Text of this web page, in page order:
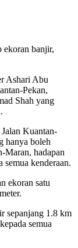
banjir,
Ashari Abu
Pekan,
Shah yang
Kuantan-
hanya boleh
Maran, hadapan
kenderaan.
ekoran satu
sepanjang 1.8 km
semua